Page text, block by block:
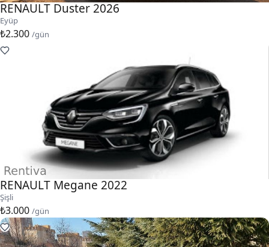
RENAULT Duster 2026
Eyüp
₺2.300 /gün
RENAULT Megane 2022
Şişli
₺3.000 /gün